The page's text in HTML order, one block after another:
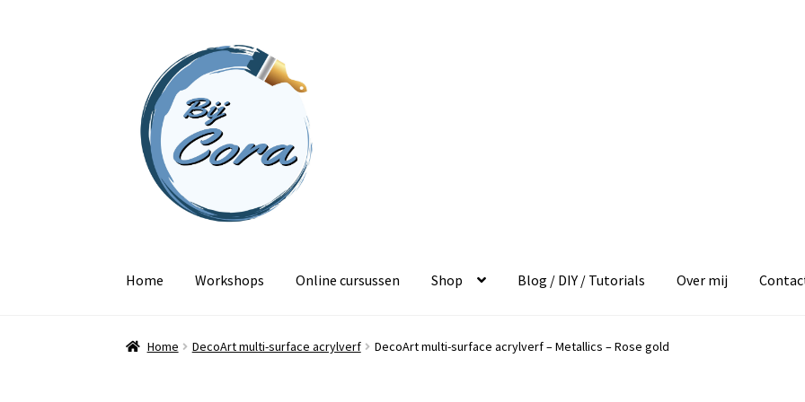
naar
navigatie
inhoud
Home Workshops Online cursussen Shop Blog / DIY / Tutorials Over mij
Home DecoArt multi-surface acrylverf DecoArt multi-surface acrylverf – Metallics – Rose gold